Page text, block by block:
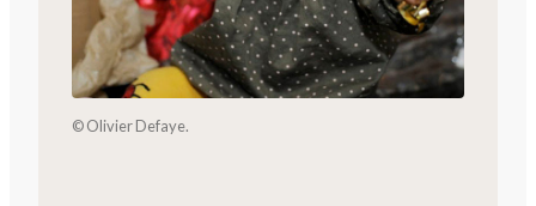
© Olivier Defaye.